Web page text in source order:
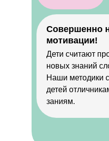
Дети считают
новых знаний
Наши методики
детей
заниям.
Совершенно
мотивации!